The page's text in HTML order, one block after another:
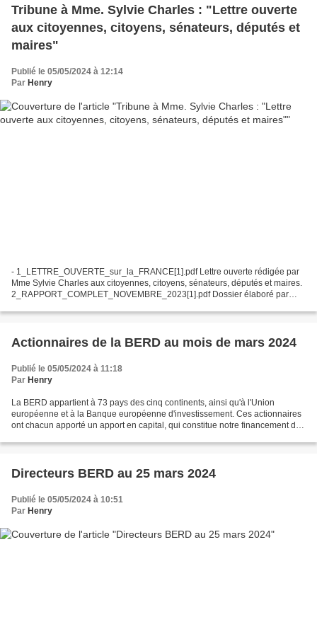
Tribune à Mme. Sylvie Charles : "Lettre ouverte
aux citoyennes, citoyens, sénateurs, députés et
maires"
Publié le 05/05/2024 à 12:14
Par Henry
- 1_LETTRE_OUVERTE_sur_la_FRANCE[1].pdf Lettre ouverte rédigée par
Mme Sylvie Charles aux citoyennes, citoyens, sénateurs, députés et maires.
2_RAPPORT_COMPLET_NOVEMBRE_2023[1].pdf Dossier élaboré par
Actionnaires de la BERD au mois de mars 2024
Publié le 05/05/2024 à 11:18
Par Henry
La BERD appartient à 73 pays des cinq continents, ainsi qu'à l'Union
européenne et à la Banque européenne d'investissement. Ces actionnaires
ont chacun apporté un apport en capital, qui constitue notre financement de
Directeurs BERD au 25 mars 2024
Publié le 05/05/2024 à 10:51
Par Henry